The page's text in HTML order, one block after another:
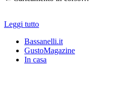
Leggi tutto
Bassanelli.it
GustoMagazine
In casa